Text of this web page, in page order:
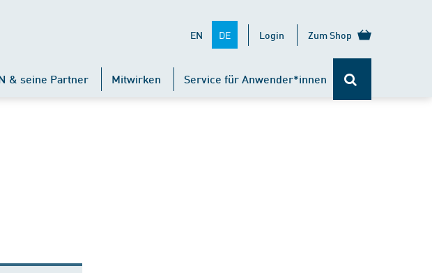
EN DE Login Zum Shop
& seine Partner Mitwirken Service für Anwender*innen